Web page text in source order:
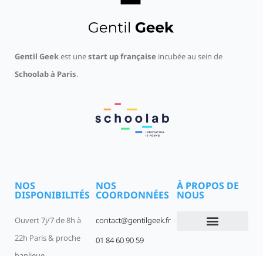
Gentil Geekest unestart up française incubée au sein de
Schoolab à Paris.
NOS
DISPONIBILITÉS
Ouvert 7j/7 de 8h à
22h Paris & proche
NOS
COORDONNÉES
contact@gentilgeek.fr
01 84 60 90 59
À PROPOS DE
NOUS